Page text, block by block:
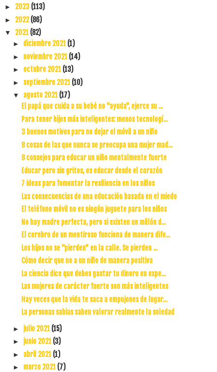
► 2023 (113)
► 2022(86)
▼ 2021 (82)
► diciembre 2021 (1)
► noviembre 2021 (14)
► octubre 2021 (13)
► septiembre 2021 (10)
▼ agosto 2021 (17)
El papá que cuida a su bebé no "ayuda", ejerce su ...
Para tener hijos más inteligentes: menos tecnologí...
3 buenos motivos para no dejar el móvil a un niño
8 cosas de las que nunca se preocupa una mujer mad...
8 consejos para educar un niño mentalmente fuerte
Educar pero sin gritos, es educar desde el corazón
7 ideas para fomentar la resiliencia en los niños
Las consecuencias de una educación basada en el miedo
El teléfono móvil no es ningún juguete para los niños
No hay madre perfecta, pero si existen un millón d...
El cerebro de un mentiroso funciona de manera dife...
Los hijos no se "pierden" en la calle. Se pierden ...
Cómo decir que no a un niño de manera positiva
La ciencia dice que debes gastar tu dinero en expe...
Las mujeres de carácter fuerte son más inteligentes
Hay veces que la vida te saca a empujones de lugar...
La personas sabias saben valorar realmente la soledad
► julio 2021 (15)
► junio 2021 (3)
► abril 2021 (1)
► marzo 2021 (7)